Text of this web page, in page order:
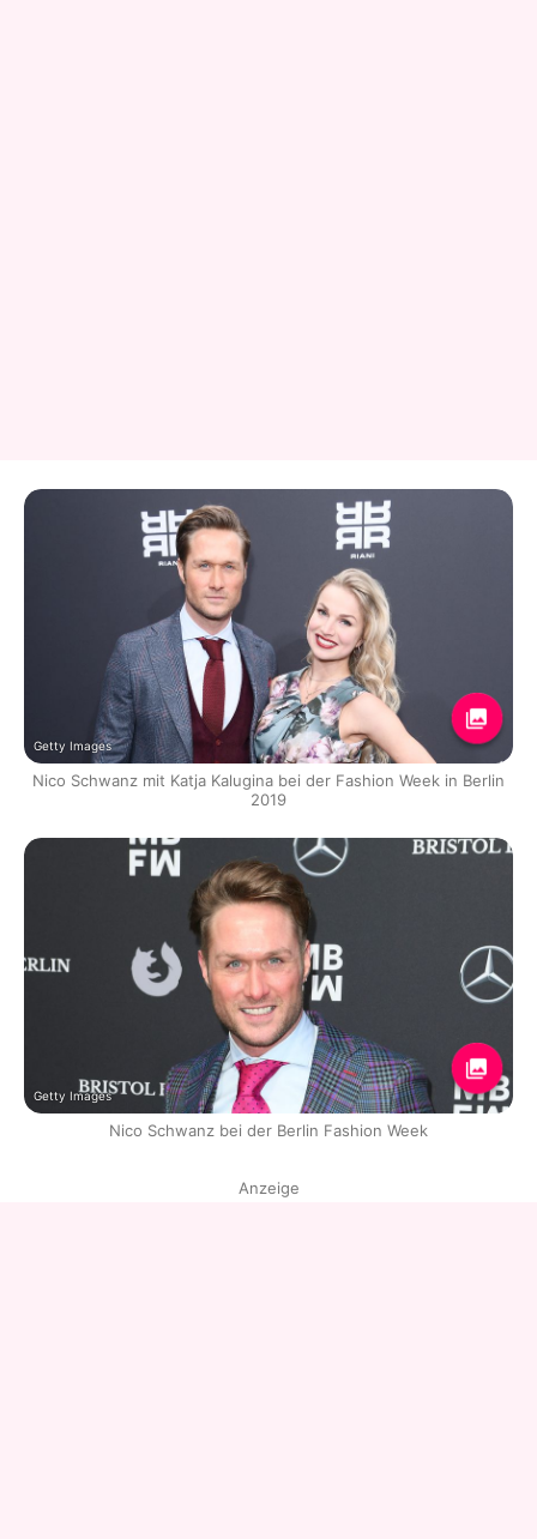
Getty Images
Nico Schwanz mit Katja Kalugina bei der Fashion Week in Berlin
2019
Getty Images
Nico Schwanz bei der Berlin Fashion Week
Anzeige